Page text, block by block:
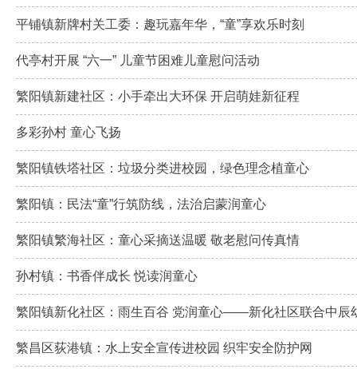
平铺镇新牌村关工委：趣玩嘉年华，“童”享欢乐时刻
代亭村开展 “六一” 儿童节困难儿童慰问活动
繁阳镇新建社区：小手牵出大环保 开启萌娃新征程
多彩孙村 童心飞扬
繁阳镇铁塔社区：垃圾分类进校园，绿色理念植童心
繁阳镇：民法“童”行筑防线，法治启蒙润童心
繁阳镇繁海社区：童心采摘送温暖 敬老慰问传真情
孙村镇：书香伴成长 悦读润童心
繁阳镇新化社区：雨生百谷 党润童心——新化社区联合中辰
繁昌区荻港镇：水上安全宣传进校园 织牢安全防护网